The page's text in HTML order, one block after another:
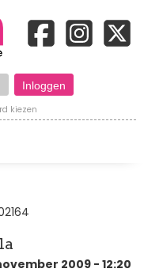
kiezen
2009 - 12:20